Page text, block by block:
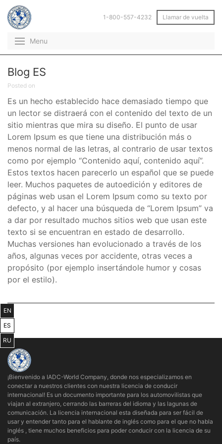
1-800-557-4232 Llamar de vuelta
Menu
Blog ES
Posted on
Es un hecho establecido hace demasiado tiempo que
un lector se distraerá con el contenido del texto de un
sitio mientras que mira su diseño. El punto de usar
Lorem Ipsum es que tiene una distribución más o
menos normal de las letras, al contrario de usar textos
como por ejemplo “Contenido aquí, contenido aquí”.
Estos textos hacen parecerlo un español que se puede
leer. Muchos paquetes de autoedición y editores de
páginas web usan el Lorem Ipsum como su texto por
defecto, y al hacer una búsqueda de “Lorem Ipsum” va
a dar por resultado muchos sitios web que usan este
texto si se encuentran en estado de desarrollo.
Muchas versiones han evolucionado a través de los
años, algunas veces por accidente, otras veces a
propósito (por ejemplo insertándole humor y cosas
por el estilo).
¡Bienvenido a IADC-World Company, donde nos especializamos en
conectar a nuestros clientes con nuestra licencia de conducir
internacional! Es un documento importante para los automovilistas que
viajan al extranjero, cerrando las barreras del idioma y las lagunas de
comunicación. La licencia internacional esta diseñada para ser fácil de
usar y entender tanto para el hablante de inglés como para el que no habla
inglés , tiene muchos beneficios para poder conducir con la licencia de su
país.
EN
ES
RU